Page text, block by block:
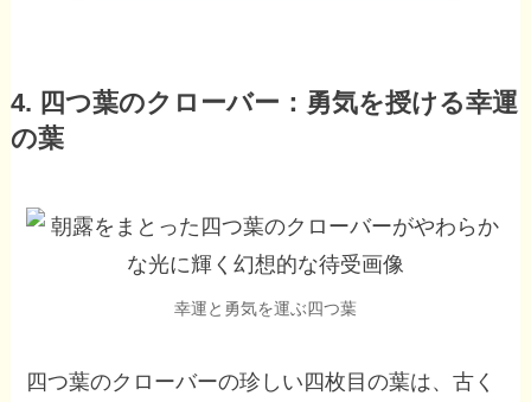
4. 四つ葉のクローバー：勇気を授ける幸運
の葉
幸運と勇気を運ぶ四つ葉
四つ葉のクローバーの珍しい四枚目の葉は、古く